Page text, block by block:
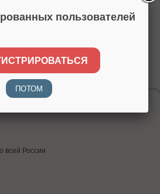
захватывать больше
больше света и делать
подходить каждому
салона. Камеру можно спрятать
про его существование.
всей России
пользователей
ПОТОМ